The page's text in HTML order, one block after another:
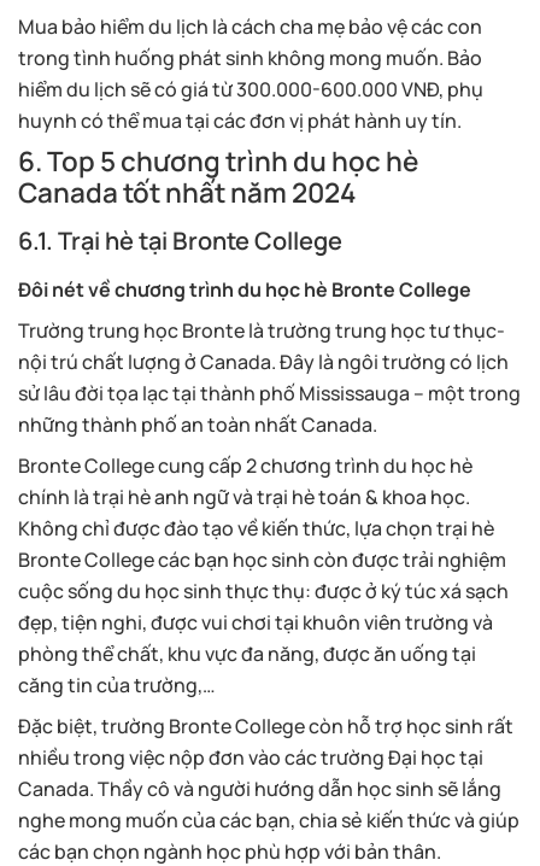
Mua bảo hiểm du lịch là cách cha mẹ bảo vệ các con
trong tình huống phát sinh không mong muốn. Bảo
hiểm du lịch sẽ có giá từ 300.000-600.000 VNĐ, phụ
huynh có thể mua tại các đơn vị phát hành uy tín.
6. Top 5 chương trình du học hè
Canada tốt nhất năm 2024
6.1. Trại hè tại Bronte College
Đôi nét về chương trình du học hè Bronte College
Trường trung học Bronte là trường trung học tư thục-
nội trú chất lượng ở Canada. Đây là ngôi trường có lịch
sử lâu đời tọa lạc tại thành phố Mississauga – một trong
những thành phố an toàn nhất Canada.
Bronte College cung cấp 2 chương trình du học hè
chính là trại hè anh ngữ và trại hè toán & khoa học.
Không chỉ được đào tạo về kiến thức, lựa chọn trại hè
Bronte College các bạn học sinh còn được trải nghiệm
cuộc sống du học sinh thực thụ: được ở ký túc xá sạch
đẹp, tiện nghi, được vui chơi tại khuôn viên trường và
phòng thể chất, khu vực đa năng, được ăn uống tại
căng tin của trường,…
Đặc biệt, trường Bronte College còn hỗ trợ học sinh rất
nhiều trong việc nộp đơn vào các trường Đại học tại
Canada. Thầy cô và người hướng dẫn học sinh sẽ lắng
nghe mong muốn của các bạn, chia sẻ kiến thức và giúp
các bạn chọn ngành học phù hợp với bản thân.